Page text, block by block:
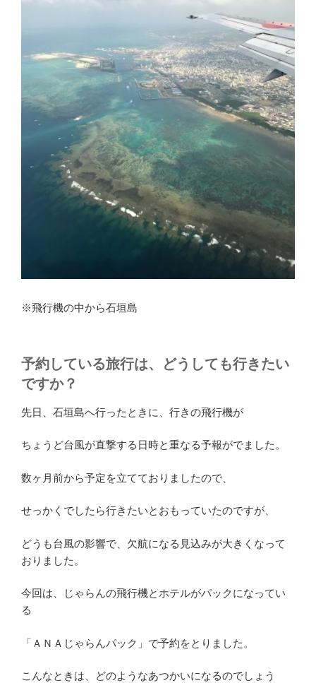
※飛行機の中から石垣島
予約している旅行は、どうしても行きたい
ですか？
先日、石垣島へ行ったときに、行きの飛行機が
ちょうど台風が直撃する日時と重なる予報がでました。
数ヶ月前から予定を立てておりましたので、
せっかくでしたら行きたいとおもっていたのですが、
どうも台風の影響で、欠航になる見込みが大きくなって
おりました。
今回は、じゃらんの飛行機とホテルがパックになってい
る
「ＡＮＡじゃらんパック」で予約をとりました。
こんなときは、どのようなあつかいになるのでしょう